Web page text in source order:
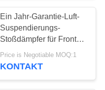
Ein Jahr-Garantie-Luft-
Suspendierungs-
Stoßdämpfer für Front
Jaguars XJ6 c2c41347
Price is Negotiable MOQ:1
KONTAKT